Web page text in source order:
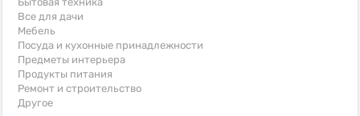
Все для дачи
Мебель
Посуда и кухонные принадлежности
Предметы интерьера
Продукты питания
Ремонт и строительство
Другое